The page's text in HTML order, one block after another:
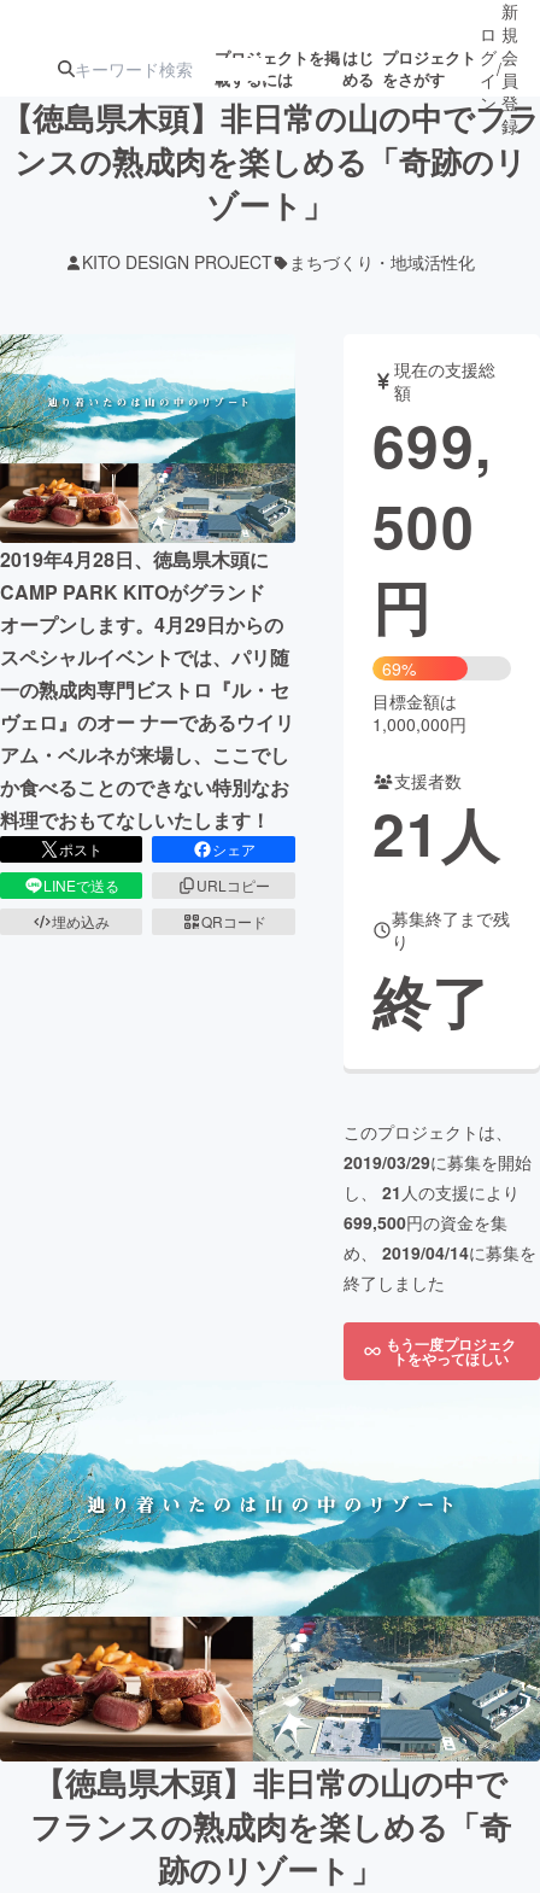
プロジェクトを掲
載するには
はじ
める
プロジェクト
をさがす
注目の新着プロ募集終了が近いプ
テクノロジー・ガジェット
映像・映画 書籍・雑誌
ビジネス・起業 チャレンジ
まちづくり・地域活性化
CAMPFIRE for Social Good
CAMPFIRE Creation
CAMPFIREふるさと納税machi-ya コミュニティ
ロ
グ
イ
ン
/
新
規
会
員
登
録
【徳島県木頭】非日常の山の中でフラ
ンスの熟成肉を楽しめる「奇跡のリ
ゾート」
KITO DESIGN PROJECT まちづくり・地域活性化
2019年4月28日、徳島県木頭に
CAMP PARK KITOがグランド
オープンします。4月29日からの
スペシャルイベントでは、パリ随
一の熟成肉専門ビストロ『ル・セ
ヴェロ』のオー ナーであるウイリ
アム・ベルネが来場し、ここでし
か食べることのできない特別なお
料理でおもてなしいたします！
ポスト
シェア
LINEで送る
URLコピー
埋め込み
QRコード
現在の支援総
額
699,
500
円
69%
目標金額は
1,000,000円
支援者数
21 人
募集終了まで残
り
終了
このプロジェクトは、
2019/03/29に募集を開始
し、 21 人の支援により
699,500円の資金を集
め、 2019/04/14に募集を
終了しました
もう一度プロジェク
トをやってほしい
【徳島県木頭】非日常の山の中で
フランスの熟成肉を楽しめる「奇
跡のリゾート」